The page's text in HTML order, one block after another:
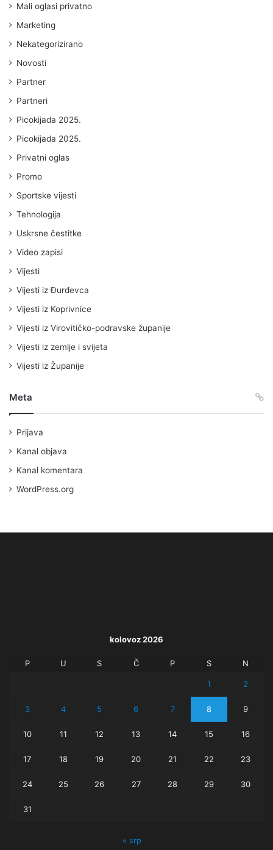
Mali oglasi privatno
Marketing
Nekategorizirano
Novosti
Partner
Partneri
Picokijada 2025.
Picokijada 2025.
Privatni oglas
Promo
Sportske vijesti
Tehnologija
Uskrsne čestitke
Video zapisi
Vijesti
Vijesti iz Đurđevca
Vijesti iz Koprivnice
Vijesti iz Virovitičko-podravske županije
Vijesti iz zemlje i svijeta
Vijesti iz Županije
Meta
Prijava
Kanal objava
Kanal komentara
WordPress.org
kolovoz 2026
P U S Č P S N
1 2
3 4 5 6 7 8 9
10 11 12 13 14 15 16
17 18 19 20 21 22 23
24 25 26 27 28 29 30
31
« srp